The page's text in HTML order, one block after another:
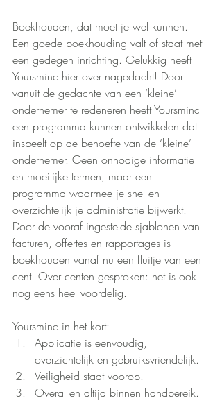
Boekhouden, dat moet je wel kunnen.
Een goede boekhouding valt of staat met
een gedegen inrichting. Gelukkig heeft
Yoursminc hier over nagedacht! Door
vanuit de gedachte van een ‘kleine’
ondernemer te redeneren heeft Yoursminc
een programma kunnen ontwikkelen dat
inspeelt op de behoefte van de ‘kleine’
ondernemer. Geen onnodige informatie
en moeilijke termen, maar een
programma waarmee je snel en
overzichtelijk je administratie bijwerkt.
Door de vooraf ingestelde sjablonen van
facturen, offertes en rapportages is
boekhouden vanaf nu een fluitje van een
cent! Over centen gesproken: het is ook
nog eens heel voordelig.
Yoursminc in het kort:
Applicatie is eenvoudig,
overzichtelijk en gebruiksvriendelijk.
Veiligheid staat voorop.
Overal en altijd binnen handbereik.